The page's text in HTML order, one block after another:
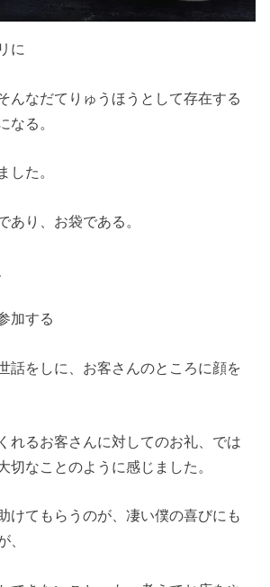
に
んなだてりゅうほうとして存在する
なる。
した。
あり、お袋である。
加する
話をしに、お客さんのところに顔を
れるお客さんに対してのお礼、では
切なことのように感じました。
けてもらうのが、凄い僕の喜びにも
、